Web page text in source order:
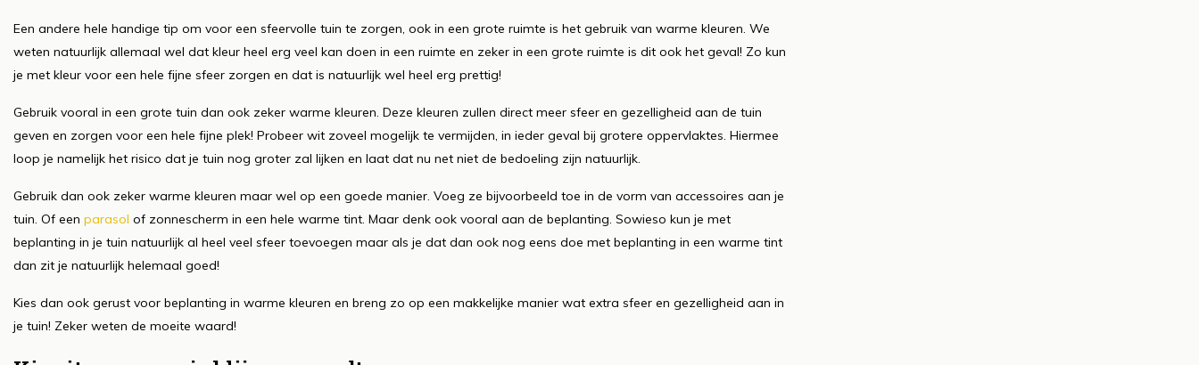
Een andere hele handige tip om voor een sfeervolle tuin te zorgen, ook in een grote ruimte is het gebruik van warme kleuren. We
weten natuurlijk allemaal wel dat kleur heel erg veel kan doen in een ruimte en zeker in een grote ruimte is dit ook het geval! Zo kun
je met kleur voor een hele fijne sfeer zorgen en dat is natuurlijk wel heel erg prettig!
Gebruik vooral in een grote tuin dan ook zeker warme kleuren. Deze kleuren zullen direct meer sfeer en gezelligheid aan de tuin
geven en zorgen voor een hele fijne plek! Probeer wit zoveel mogelijk te vermijden, in ieder geval bij grotere oppervlaktes. Hiermee
loop je namelijk het risico dat je tuin nog groter zal lijken en laat dat nu net niet de bedoeling zijn natuurlijk.
Gebruik dan ook zeker warme kleuren maar wel op een goede manier. Voeg ze bijvoorbeeld toe in de vorm van accessoires aan je
tuin. Of een parasol of zonnescherm in een hele warme tint. Maar denk ook vooral aan de beplanting. Sowieso kun je met
beplanting in je tuin natuurlijk al heel veel sfeer toevoegen maar als je dat dan ook nog eens doe met beplanting in een warme tint
dan zit je natuurlijk helemaal goed!
Kies dan ook gerust voor beplanting in warme kleuren en breng zo op een makkelijke manier wat extra sfeer en gezelligheid aan in
je tuin! Zeker weten de moeite waard!